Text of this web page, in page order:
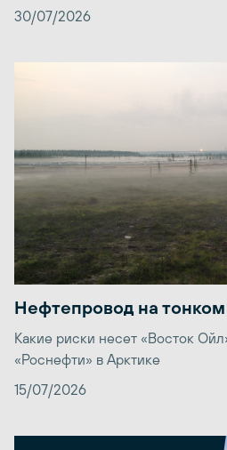
30/07/2026
Нефтепровод на тонком
Какие риски несет «Восток
«Роснефти» в Арктике
15/07/2026